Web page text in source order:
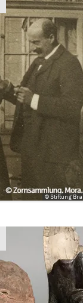
© Stiftung